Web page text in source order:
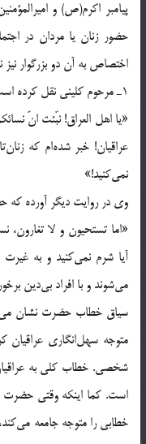
پيامبر اکرم(ص) و
حضور زنان يا مردان در
اختصاص به آن دو بزرگوار نيز
1ـ مرحوم کلينی نقل کرده است که اميرالمؤمنين(ع) فرمود:
«يا اهل العراق! نبّئت انّ
عراقيان! خبر شده‌ام که
نمی‌کنيد!»
وی در روايت ديگر آورده که
«اما تستحيون و لا تغارون،
آيا شرم نمی‌کنيد و به غيرت
می‌شوند و با افراد بی‌دين
سياق خطاب حضرت نشان
متوجه سهل‌انگاری عراقيان
شخصی. خطاب کلی به
است. کما اينکه وقتی
خطابی را متوجه جامعه